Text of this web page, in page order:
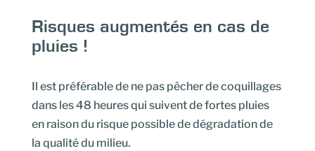
Risques augmentés en cas de
pluies !
Il est préférable de ne pas pêcher de coquillages
dans les 48 heures qui suivent de fortes pluies
en raison du risque possible de dégradation de
la qualité du milieu.